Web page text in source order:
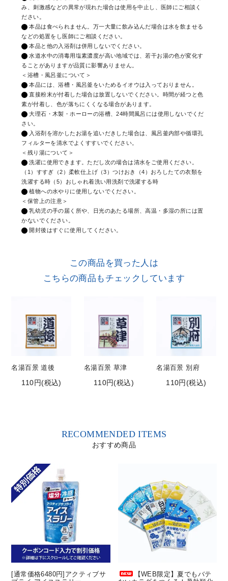
み、刺激感などの異常が現れた場合は使用を中止し、医師にご相談く
ださい。
本品は食べられません。万一大量に飲み込んだ場合は水を飲ませる
などの処置をし医師にご相談ください。
本品と他の入浴剤は併用しないでください。
水道水中の消毒用塩素濃度が高い地域では、若干お湯の色が変化す
ることがありますが品質に影響ありません。
＜浴槽・風呂釜について＞
本品には、浴槽・風呂釜をいためるイオウは入っておりません。
直接粉末が付着した場合は放置しないでください。時間が経つと色
素が付着し、色が落ちにくくなる場合があります。
大理石・木製・ホーローの浴槽、24時間風呂には使用しないでくだ
さい。
入浴剤を溶かしたお湯を追いだきした場合は、風呂釜内部や循環孔
フィルターを清水でよくすすいでください。
＜残り湯について＞
洗濯に使用できます。ただし次の場合は清水をご使用ください。
（1）すすぎ（2）柔軟仕上げ（3）つけおき（4）おろしたての衣類を
洗濯する時（5）おしゃれ着洗い用洗剤で洗濯する時
植物への水やりに使用しないでください。
＜保管上の注意＞
乳幼児の手の届く所や、日光のあたる場所、高温・多湿の所には置
かないでください。
開封後はすぐに使用してください。
この商品を買った人は
こちらの商品もチェックしています
名湯百景 道後
110円(税込)
名湯百景 草津
110円(税込)
名湯百景 別府
110円(税込)
RECOMMENDED ITEMS
おすすめ商品
[通常価格6480円]アクティブサ
【WEB限定】夏でもバテ